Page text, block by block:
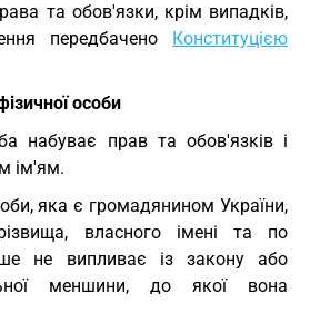
та обов'язки, крім випадків,
передбачено Конституцією
особи
набуває прав та обов'язків і
ім'ям.
яка є громадянином України,
власного імені та по
не випливає із закону або
меншини, до якої вона